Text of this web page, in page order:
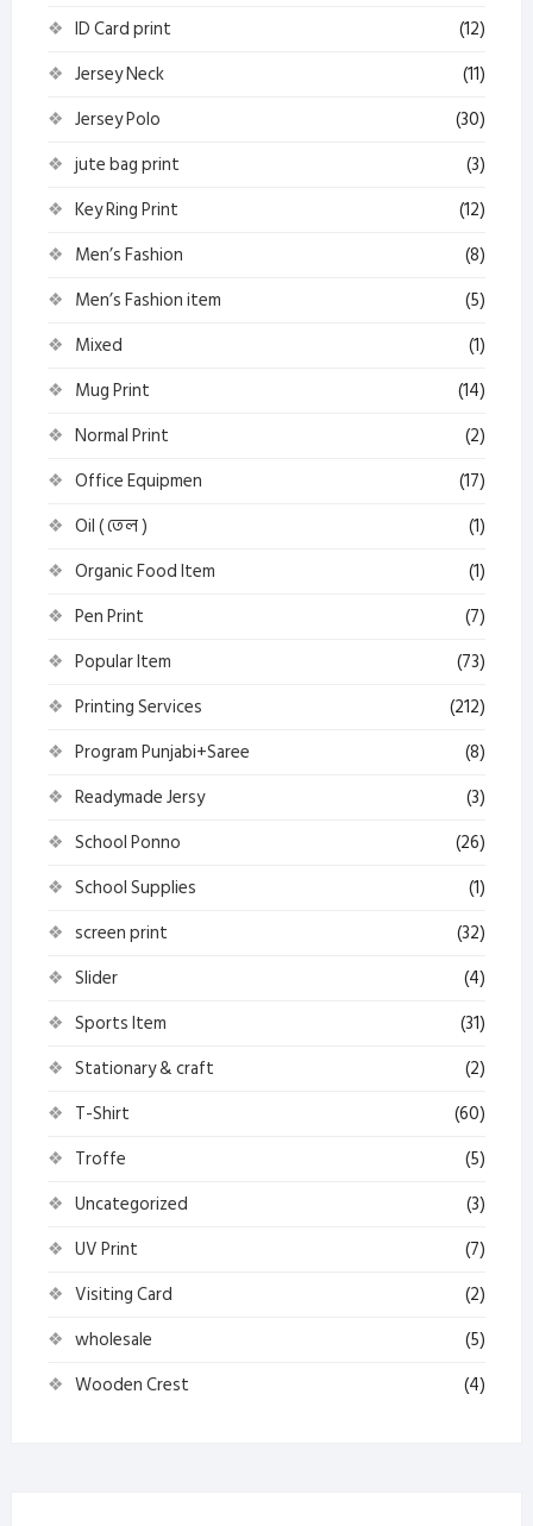
ID Card print
(12)
Jersey Neck
(11)
Jersey Polo
(30)
jute bag print
(3)
Key Ring Print
(12)
Men’s Fashion
(8)
Men’s Fashion item
(5)
Mixed
(1)
Mug Print
(14)
Normal Print
(2)
Office Equipmen
(17)
Oil ( তেল )
(1)
Organic Food Item
(1)
Pen Print
(7)
Popular Item
(73)
Printing Services
(212)
Program Punjabi+Saree
(8)
Readymade Jersy
(3)
School Ponno
(26)
School Supplies
(1)
screen print
(32)
Slider
(4)
Sports Item
(31)
Stationary & craft
(2)
T-Shirt
(60)
Troffe
(5)
Uncategorized
(3)
UV Print
(7)
Visiting Card
(2)
wholesale
(5)
Wooden Crest
(4)